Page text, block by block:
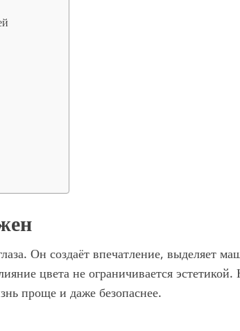
Он создаёт впечатление, выделяет
цвета не ограничивается
проще и даже безопаснее.